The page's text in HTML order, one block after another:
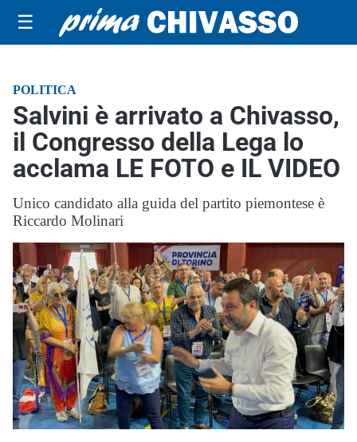
☰
POLITICA
Salvini è arrivato a Chivasso,
il Congresso della Lega lo
acclama LE FOTO e IL VIDEO
Unico candidato alla guida del partito piemontese è
Riccardo Molinari